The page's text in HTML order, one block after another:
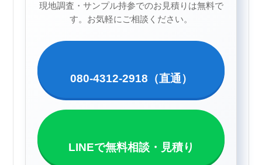
現地調査・サンプル持参でのお見積りは無料で
す。お気軽にご相談ください。
080-4312-2918（直通）
LINEで無料相談・見積り